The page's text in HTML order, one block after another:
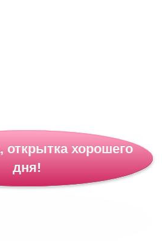
открытка хорошего
дня!